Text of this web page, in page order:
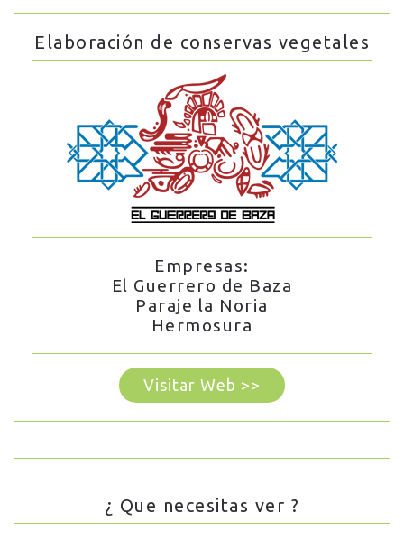
Elaboración de conservas vegetales
Empresas:
El Guerrero de Baza
Paraje la Noria
Hermosura
Visitar Web >>
¿ Que necesitas ver ?